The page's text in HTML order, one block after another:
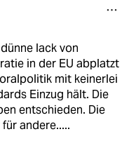
lack von
in der EU abplatzt
mit keinerlei
Einzug hält. Die
entschieden. Die
andere.....